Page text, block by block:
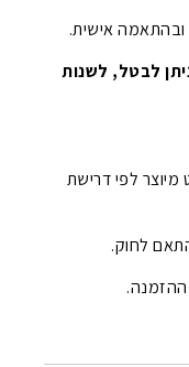
ובהתאמה אישית.
לבטל, לשנות
מיוצר לפי דרישת
לחוק.